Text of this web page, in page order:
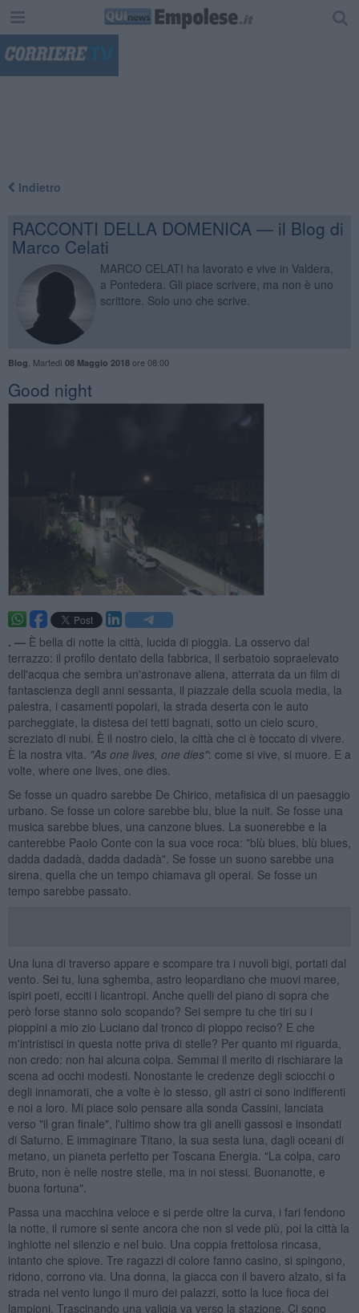
Indietro
RACCONTI DELLA DOMENICA — il Blog di
Marco Celati
MARCO CELATI ha lavorato e vive in Valdera,
a Pontedera. Gli piace scrivere, ma non è uno
scrittore. Solo uno che scrive.
Blog Martedì 08 Maggio 2018ore 08:00
Good night
. — È bella di notte la città, lucida di pioggia. La osservo dal
terrazzo: il profilo dentato della fabbrica, il serbatoio sopraelevato
dell'acqua che sembra un'astronave aliena, atterrata da un film di
fantascienza degli anni sessanta, il piazzale della scuola media, la
palestra, i casamenti popolari, la strada deserta con le auto
parcheggiate, la distesa dei tetti bagnati, sotto un cielo scuro,
screziato di nubi. È il nostro cielo, la città che ci è toccato di vivere.
È la nostra vita. "As one lives, one dies": come si vive, si muore. E a
volte, where one lives, one dies.
Se fosse un quadro sarebbe De Chirico, metafisica di un paesaggio
urbano. Se fosse un colore sarebbe blu, blue la nuit. Se fosse una
musica sarebbe blues, una canzone blues. La suonerebbe e la
canterebbe Paolo Conte con la sua voce roca: "blù blues, blù blues,
dadda dadadà, dadda dadadà". Se fosse un suono sarebbe una
sirena, quella che un tempo chiamava gli operai. Se fosse un
tempo sarebbe passato.
Una luna di traverso appare e scompare tra i nuvoli bigi, portati dal
vento. Sei tu, luna sghemba, astro leopardiano che muovi maree,
ispiri poeti, ecciti i licantropi. Anche quelli del piano di sopra che
però forse stanno solo scopando? Sei sempre tu che tiri su i
pioppini a mio zio Luciano dal tronco di pioppo reciso? E che
m'intristisci in questa notte priva di stelle? Per quanto mi riguarda,
non credo: non hai alcuna colpa. Semmai il merito di rischiarare la
scena ad occhi modesti. Nonostante le credenze degli sciocchi o
degli innamorati, che a volte è lo stesso, gli astri ci sono indifferenti
e noi a loro. Mi piace solo pensare alla sonda Cassini, lanciata
verso "il gran finale", l'ultimo show tra gli anelli gassosi e insondati
di Saturno. E immaginare Titano, la sua sesta luna, dagli oceani di
metano, un pianeta perfetto per Toscana Energia. "La colpa, caro
Bruto, non è nelle nostre stelle, ma in noi stessi. Buonanotte, e
buona fortuna".
Passa una macchina veloce e si perde oltre la curva, i fari fendono
la notte, il rumore si sente ancora che non si vede più, poi la città la
inghiotte nel silenzio e nel buio. Una coppia frettolosa rincasa,
intanto che spiove. Tre ragazzi di colore fanno casino, si spingono,
ridono, corrono via. Una donna, la giacca con il bavero alzato, si fa
strada nel vento lungo il muro dei palazzi, sotto la luce fioca dei
lampioni. Trascinando una valigia va verso la stazione. Ci sono